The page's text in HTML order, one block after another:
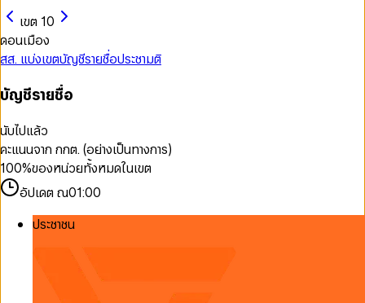
เขต 10
ดอนเมือง
สส. แบ่งเขตบัญชีรายชื่อประชามติ
บัญชีรายชื่อ
นับไปแล้ว
คะแนนจาก กกต. (อย่างเป็นทางการ)
100%ของหน่วยทั้งหมดในเขต
อัปเดต ณ01:00
ประชาชน